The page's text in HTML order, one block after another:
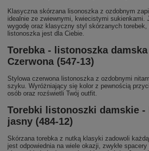
Klasyczna skórzana lisonoszka z ozdobnym
idealnie ze zwiewnymi, kwiecistymi sukienkami.
wygodę oraz klasyczny styl skórzanych torebek,
listonoszka jest dla Ciebie.
Torebka - listonoszka
Czerwona (547-13)
Stylowa czerwona listonoszka z ozdobnymi
szyku. Wyróżniający się kolor z pewnością
osób oraz rozświetli Twój outfit.
Torebki listonoszki damskie -
jasny (484-12)
Skórzana torebka z nutką klasyki zadowoli
jest odpowiednia na wiele okazji, zwykłe